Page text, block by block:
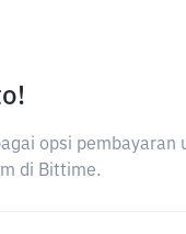
opsi pembayaran
di Bittime.